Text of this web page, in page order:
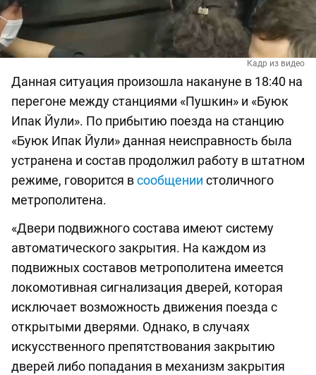
Кадр из видео
Данная ситуация произошла накануне в 18:40 на
перегоне между станциями «Пушкин» и «Буюк
Ипак Йули». По прибытию поезда на станцию
«Буюк Ипак Йули» данная неисправность была
устранена и состав продолжил работу в штатном
режиме, говорится всообщении столичного
метрополитена.
«Двери подвижного состава имеют систему
автоматического закрытия. На каждом из
подвижных составов метрополитена имеется
локомотивная сигнализация дверей, которая
исключает возможность движения поезда с
открытыми дверями. Однако, в случаях
искусственного препятствования закрытию
дверей либо попадания в механизм закрытия